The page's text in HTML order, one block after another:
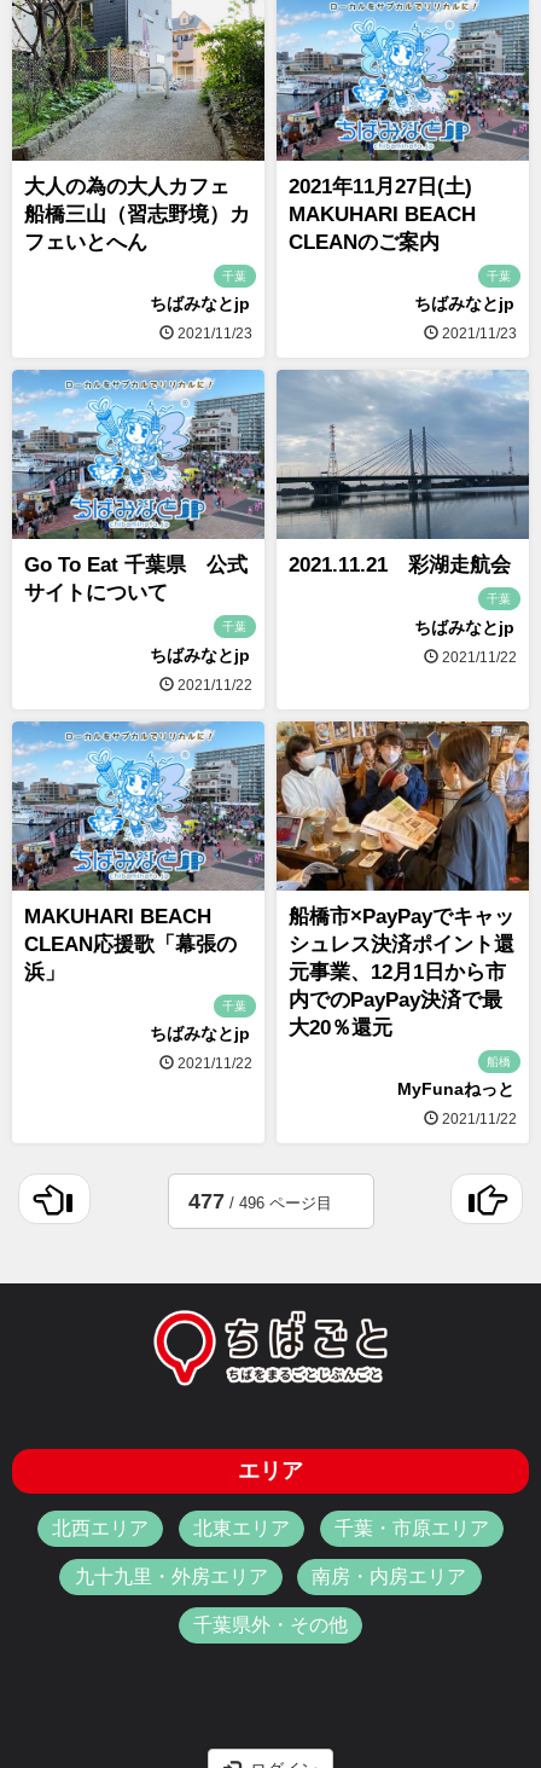
大人の為の大人カフェ
船橋三山（習志野境）カ
フェいとへん
千葉
ちばみなとjp
2021/11/23
2021年11月27日(土)
MAKUHARI BEACH
CLEANのご案内
千葉
ちばみなとjp
2021/11/23
Go To Eat 千葉県 公式
サイトについて
千葉
ちばみなとjp
2021/11/22
2021.11.21 彩湖走航会
千葉
ちばみなとjp
2021/11/22
MAKUHARI BEACH
CLEAN応援歌「幕張の
浜」
千葉
ちばみなとjp
2021/11/22
船橋市×PayPayでキャッ
シュレス決済ポイント還
元事業、12月1日から市
内でのPayPay決済で最
大20％還元
船橋
MyFunaねっと
2021/11/22
477 / 496 ページ目
エリア
北西エリア 北東エリア 千葉・市原エリア
九十九里・外房エリア 南房・内房エリア
千葉県外・その他